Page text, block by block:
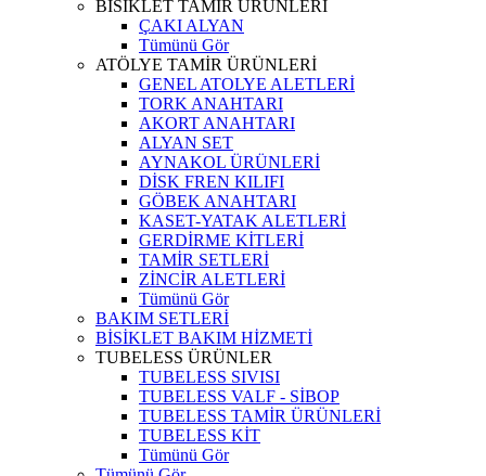
BİSİKLET TAMİR ÜRÜNLERİ
ÇAKI ALYAN
Tümünü Gör
ATÖLYE TAMİR ÜRÜNLERİ
GENEL ATOLYE ALETLERİ
TORK ANAHTARI
AKORT ANAHTARI
ALYAN SET
AYNAKOL ÜRÜNLERİ
DİSK FREN KILIFI
GÖBEK ANAHTARI
KASET-YATAK ALETLERİ
GERDİRME KİTLERİ
TAMİR SETLERİ
ZİNCİR ALETLERİ
Tümünü Gör
BAKIM SETLERİ
BİSİKLET BAKIM HİZMETİ
TUBELESS ÜRÜNLER
TUBELESS SIVISI
TUBELESS VALF - SİBOP
TUBELESS TAMİR ÜRÜNLERİ
TUBELESS KİT
Tümünü Gör